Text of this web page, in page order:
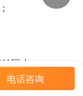
区小
电话咨询